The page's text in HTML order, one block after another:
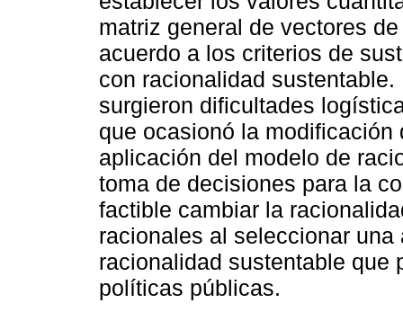
matriz general de vectores
acuerdo a los criterios de
con racionalidad
surgieron dificultades
que ocasionó la
aplicación del modelo de
toma de decisiones para la
factible cambiar la
racionales al seleccionar
racionalidad sustentable que
políticas públicas.